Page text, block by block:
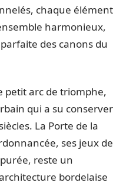
chaque élément
harmonieux,
des canons du
petit arc de triomphe,
qui a su conserver
La Porte de la
ses jeux de
reste un
bordelaise